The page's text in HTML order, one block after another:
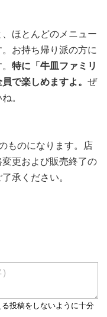
ほとんどのメニュー
お持ち帰り派の方に
特に「牛皿ファミリ
で楽しめますよ。 ぜ
。
ものになります。店
更および販売終了の
承ください。